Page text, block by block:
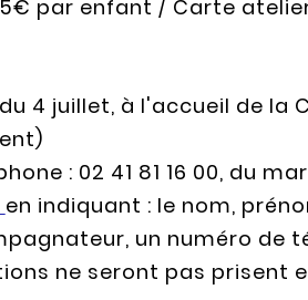
5€ par enfant / Carte
4 juillet, à l'accueil de la
: 02 41 81 16 00, du
en indiquant : le nom,
un numéro de
ne seront pas prisent